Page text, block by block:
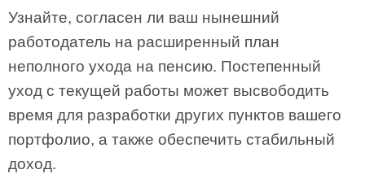
Узнайте, согласен ли ваш нынешний
работодатель на расширенный план
неполного ухода на пенсию. Постепенный
уход с текущей работы может высвободить
время для разработки других пунктов вашего
портфолио, а также обеспечить стабильный
доход.